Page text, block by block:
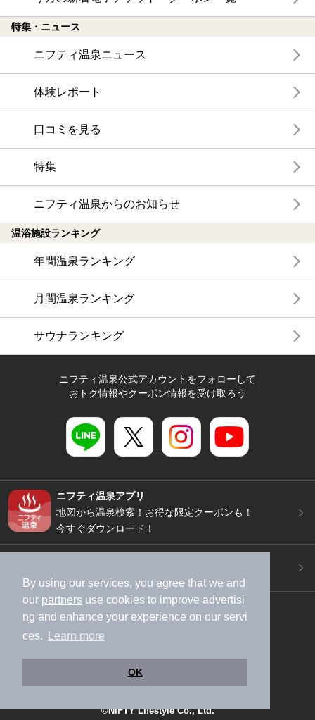
By using our services, you agree that we and
our partners use cookies to improve advertisi
ng and enhance your experience on our servi
ces.
Learn more
OK
特集・ニュース
ニフティ温泉ニュース
体験レポート
口コミを見る
特集
ニフティ温泉からのお知らせ
温浴施設ランキング
年間温泉ランキング
月間温泉ランキング
サウナランキング
ニフティ温泉公式アカウントをフォローして
おトク情報やクーポン情報を受け取ろう
ニフティ温泉アプリ
地図から温泉検索！お得な限定クーポンも！
今すぐダウンロード！
スマートフォン /
PC
特定商取引法に基づく表記
運営会社
個人情報保護ポリシー
©NIFTY Lifestyle Co., Ltd.